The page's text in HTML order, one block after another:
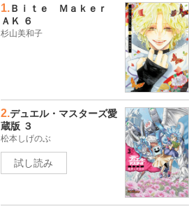
1.Ｂｉｔｅ Ｍａｋｅｒ
ＡＫ ６
杉山美和子
2.デュエル・マスターズ愛
蔵版 ３
松本しげのぶ
試し読み